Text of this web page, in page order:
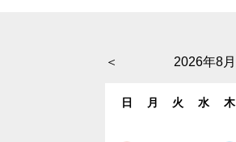
＜ 2026年8月
日 月 火 水 木